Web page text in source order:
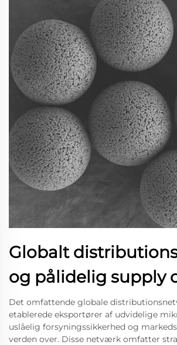
Globalt
og pålidelig supply
Det omfattende globale
etablerede eksportører af udvidelige
uslåelig forsyningssikkerhed og
verden over. Disse netværk omfatter